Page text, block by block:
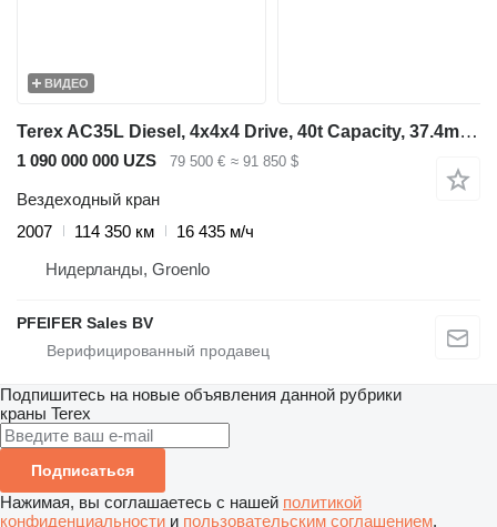
ВИДЕО
Terex AC35L Diesel, 4x4x4 Drive, 40t Capacity, 37.4m Mai
1 090 000 000 UZS 79 500 € ≈ 91 850 $
Вездеходный кран
2007
114 350 км
16 435 м/ч
Нидерланды, Groenlo
PFEIFER Sales BV
Подпишитесь на новые объявления данной рубрики
краны Terex
Подписаться
Нажимая, вы соглашаетесь с нашей политикой
конфиденциальности и пользовательским соглашением.